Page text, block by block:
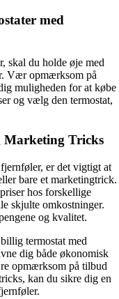
med
skal du holde øje med
Vær opmærksom på
muligheden for at købe
og vælg den termostat,
Marketing Tricks
er det vigtigt at
bare et marketingtrick.
hos forskellige
skjulte omkostninger.
og kvalitet.
termostat med
dig både økonomisk
opmærksom på tilbud
kan du sikre dig en